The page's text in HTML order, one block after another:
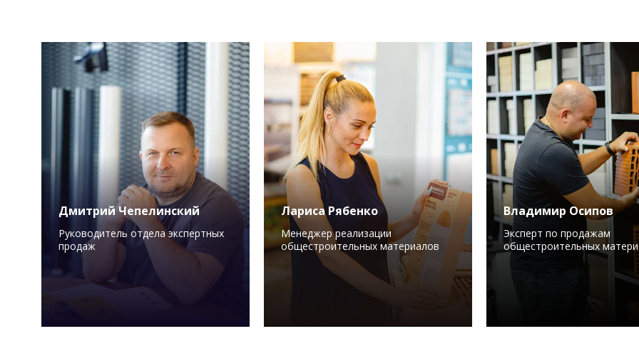
Дмитрий Чепелинский
Руководитель отдела экспертных
продаж
Лариса Рябенко
Менеджер реализации
общестроительных материалов
Владимир Осипов
Эксперт по продажам
общестроительных